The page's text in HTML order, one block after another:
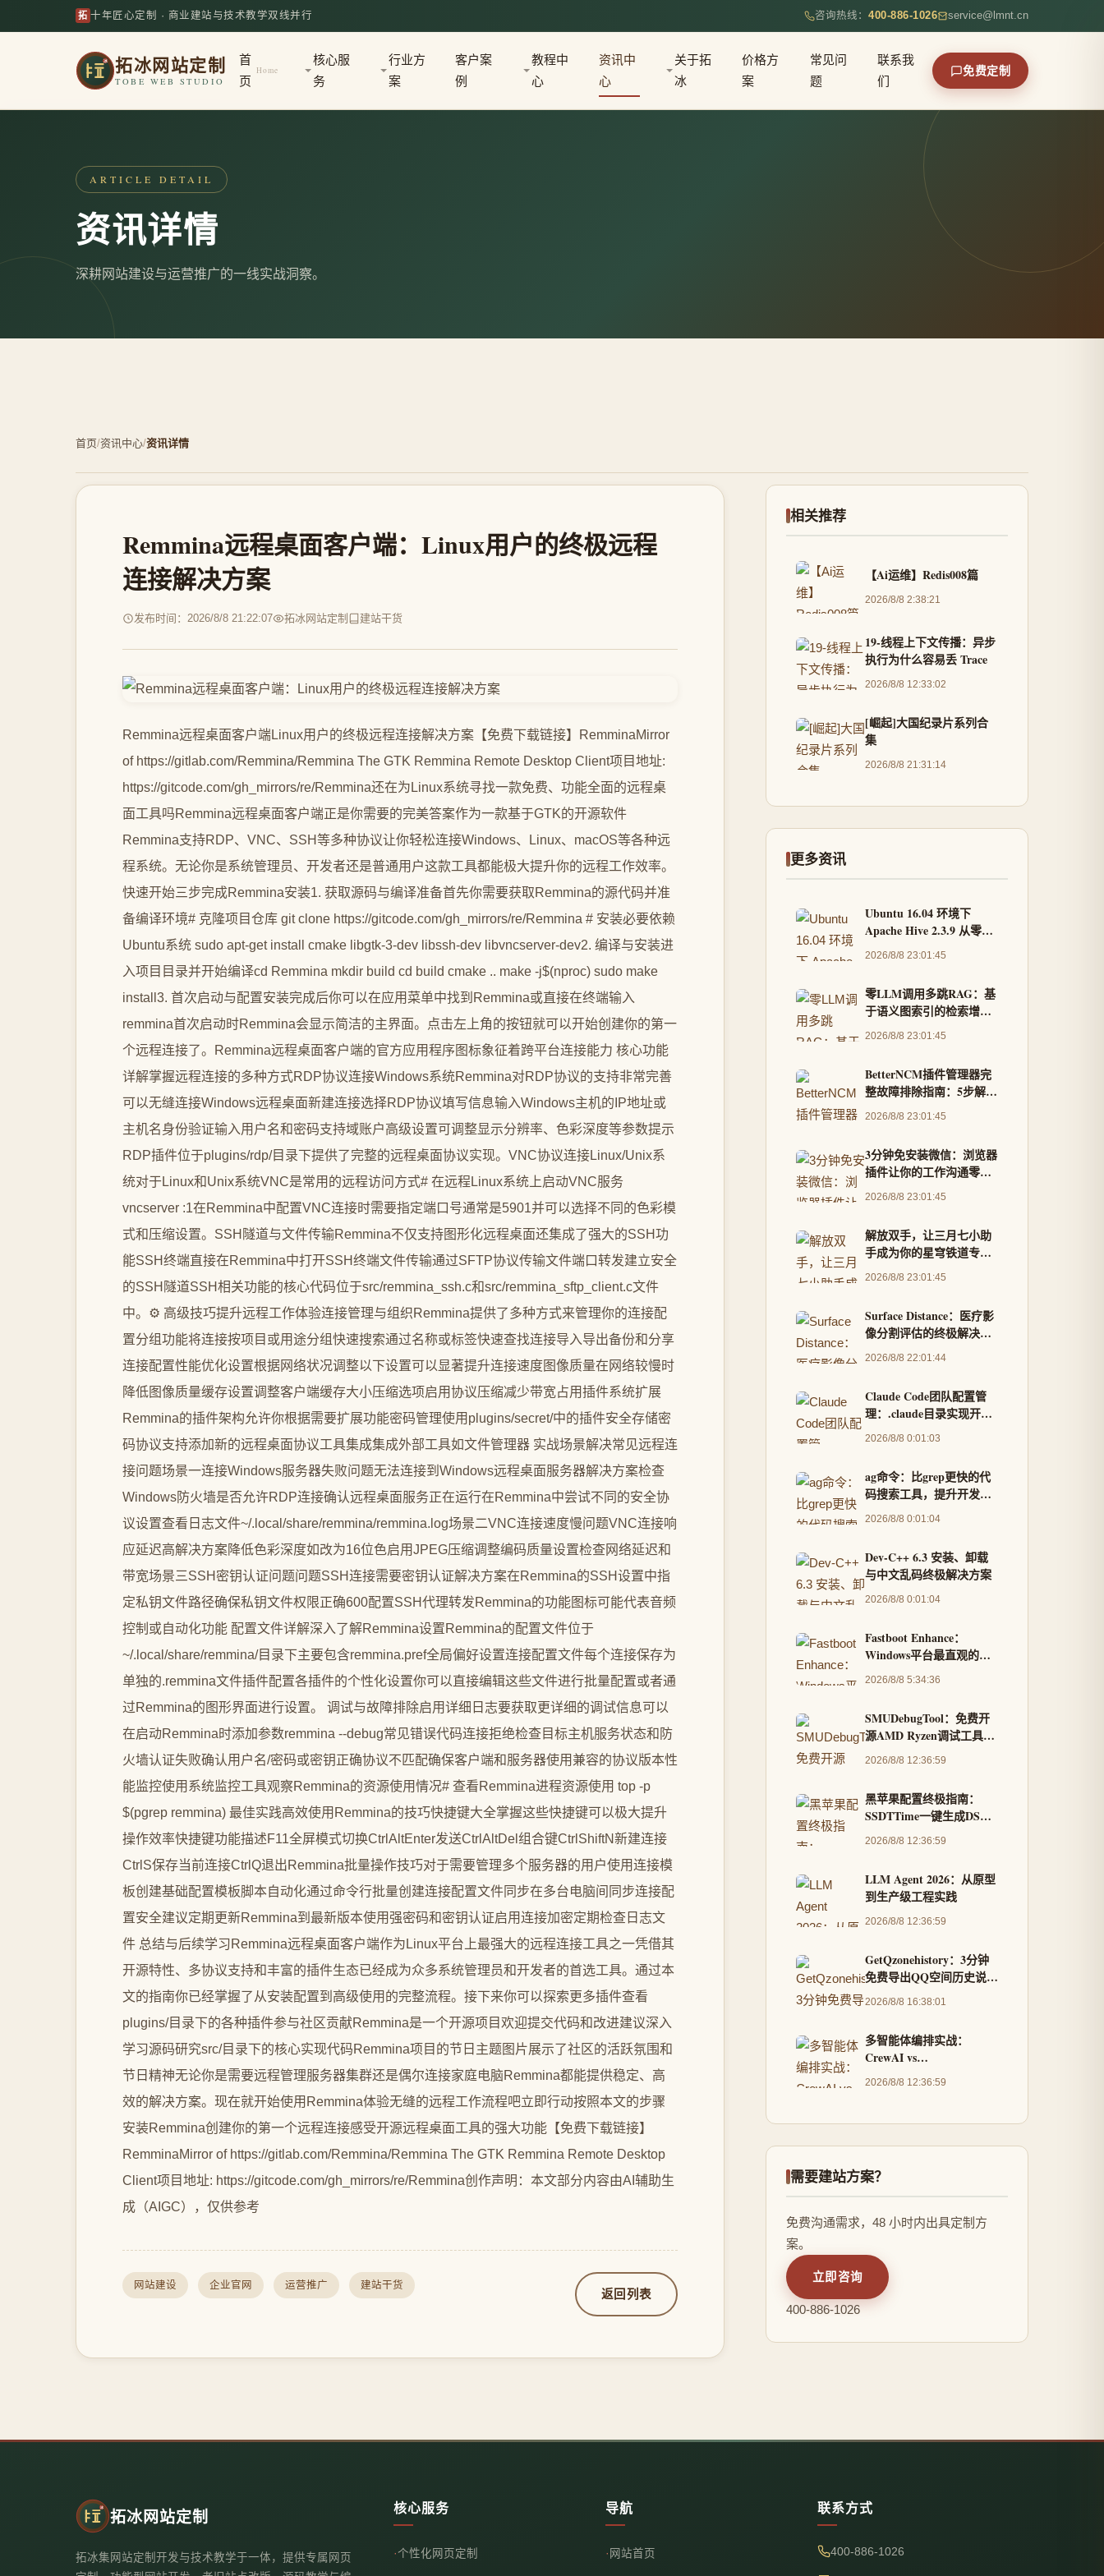
拓 十年匠心定制 · 商业建站与技术教学双线并行 咨询热线： 400-886-1026 service@lmnt.cn
拓冰网站定制
TOBE WEB STUDIO
首
页
Home
核心服
务
行业方
案
客户案
例
教程中
心
资讯中
心
关于拓
冰
价格方
案
常见问
题
联系我
们
免费定制
ARTICLE DETAIL
资讯详情
深耕网站建设与运营推广的一线实战洞察。
首页/资讯中心/资讯详情
Remmina远程桌面客户端：Linux用户的终极远程
连接解决方案
发布时间：2026/8/8 21:22:07 拓冰网站定制 建站干货
Remmina远程桌面客户端Linux用户的终极远程连接解决方案【免费下载链接】RemminaMirror
of https://gitlab.com/Remmina/Remmina The GTK Remmina Remote Desktop Client项目地址:
https://gitcode.com/gh_mirrors/re/Remmina还在为Linux系统寻找一款免费、功能全面的远程桌
面工具吗Remmina远程桌面客户端正是你需要的完美答案作为一款基于GTK的开源软件
Remmina支持RDP、VNC、SSH等多种协议让你轻松连接Windows、Linux、macOS等各种远
程系统。无论你是系统管理员、开发者还是普通用户这款工具都能极大提升你的远程工作效率。
快速开始三步完成Remmina安装1. 获取源码与编译准备首先你需要获取Remmina的源代码并准
备编译环境# 克隆项目仓库 git clone https://gitcode.com/gh_mirrors/re/Remmina # 安装必要依赖
Ubuntu系统 sudo apt-get install cmake libgtk-3-dev libssh-dev libvncserver-dev2. 编译与安装进
入项目目录并开始编译cd Remmina mkdir build cd build cmake .. make -j$(nproc) sudo make
install3. 首次启动与配置安装完成后你可以在应用菜单中找到Remmina或直接在终端输入
remmina首次启动时Remmina会显示简洁的主界面。点击左上角的按钮就可以开始创建你的第一
个远程连接了。Remmina远程桌面客户端的官方应用程序图标象征着跨平台连接能力 核心功能
详解掌握远程连接的多种方式RDP协议连接Windows系统Remmina对RDP协议的支持非常完善
可以无缝连接Windows远程桌面新建连接选择RDP协议填写信息输入Windows主机的IP地址或
主机名身份验证输入用户名和密码支持域账户高级设置可调整显示分辨率、色彩深度等参数提示
RDP插件位于plugins/rdp/目录下提供了完整的远程桌面协议实现。VNC协议连接Linux/Unix系
统对于Linux和Unix系统VNC是常用的远程访问方式# 在远程Linux系统上启动VNC服务
vncserver :1在Remmina中配置VNC连接时需要指定端口号通常是5901并可以选择不同的色彩模
式和压缩设置。SSH隧道与文件传输Remmina不仅支持图形化远程桌面还集成了强大的SSH功
能SSH终端直接在Remmina中打开SSH终端文件传输通过SFTP协议传输文件端口转发建立安全
的SSH隧道SSH相关功能的核心代码位于src/remmina_ssh.c和src/remmina_sftp_client.c文件
中。⚙️ 高级技巧提升远程工作体验连接管理与组织Remmina提供了多种方式来管理你的连接配
置分组功能将连接按项目或用途分组快速搜索通过名称或标签快速查找连接导入导出备份和分享
连接配置性能优化设置根据网络状况调整以下设置可以显著提升连接速度图像质量在网络较慢时
降低图像质量缓存设置调整客户端缓存大小压缩选项启用协议压缩减少带宽占用插件系统扩展
Remmina的插件架构允许你根据需要扩展功能密码管理使用plugins/secret/中的插件安全存储密
码协议支持添加新的远程桌面协议工具集成集成外部工具如文件管理器️ 实战场景解决常见远程连
接问题场景一连接Windows服务器失败问题无法连接到Windows远程桌面服务器解决方案检查
Windows防火墙是否允许RDP连接确认远程桌面服务正在运行在Remmina中尝试不同的安全协
议设置查看日志文件~/.local/share/remmina/remmina.log场景二VNC连接速度慢问题VNC连接响
应延迟高解决方案降低色彩深度如改为16位色启用JPEG压缩调整编码质量设置检查网络延迟和
带宽场景三SSH密钥认证问题问题SSH连接需要密钥认证解决方案在Remmina的SSH设置中指
定私钥文件路径确保私钥文件权限正确600配置SSH代理转发Remmina的功能图标可能代表音频
控制或自动化功能 配置文件详解深入了解Remmina设置Remmina的配置文件位于
~/.local/share/remmina/目录下主要包含remmina.pref全局偏好设置连接配置文件每个连接保存为
单独的.remmina文件插件配置各插件的个性化设置你可以直接编辑这些文件进行批量配置或者通
过Remmina的图形界面进行设置。 调试与故障排除启用详细日志要获取更详细的调试信息可以
在启动Remmina时添加参数remmina --debug常见错误代码连接拒绝检查目标主机服务状态和防
火墙认证失败确认用户名/密码或密钥正确协议不匹配确保客户端和服务器使用兼容的协议版本性
能监控使用系统监控工具观察Remmina的资源使用情况# 查看Remmina进程资源使用 top -p
$(pgrep remmina) 最佳实践高效使用Remmina的技巧快捷键大全掌握这些快捷键可以极大提升
操作效率快捷键功能描述F11全屏模式切换CtrlAltEnter发送CtrlAltDel组合键CtrlShiftN新建连接
CtrlS保存当前连接CtrlQ退出Remmina批量操作技巧对于需要管理多个服务器的用户使用连接模
板创建基础配置模板脚本自动化通过命令行批量创建连接配置文件同步在多台电脑间同步连接配
置安全建议定期更新Remmina到最新版本使用强密码和密钥认证启用连接加密定期检查日志文
件 总结与后续学习Remmina远程桌面客户端作为Linux平台上最强大的远程连接工具之一凭借其
开源特性、多协议支持和丰富的插件生态已经成为众多系统管理员和开发者的首选工具。通过本
文的指南你已经掌握了从安装配置到高级使用的完整流程。接下来你可以探索更多插件查看
plugins/目录下的各种插件参与社区贡献Remmina是一个开源项目欢迎提交代码和改进建议深入
学习源码研究src/目录下的核心实现代码Remmina项目的节日主题图片展示了社区的活跃氛围和
节日精神无论你是需要远程管理服务器集群还是偶尔连接家庭电脑Remmina都能提供稳定、高
效的解决方案。现在就开始使用Remmina体验无缝的远程工作流程吧立即行动按照本文的步骤
安装Remmina创建你的第一个远程连接感受开源远程桌面工具的强大功能【免费下载链接】
RemminaMirror of https://gitlab.com/Remmina/Remmina The GTK Remmina Remote Desktop
Client项目地址: https://gitcode.com/gh_mirrors/re/Remmina创作声明：本文部分内容由AI辅助生
成（AIGC），仅供参考
网站建设 企业官网 运营推广 建站干货
返回列表
相关推荐
【Ai运维】Redis008篇
2026/8/8 2:38:21
19-线程上下文传播：异步
执行为什么容易丢 Trace
2026/8/8 12:33:02
[崛起]大国纪录片系列合
集
2026/8/8 21:31:14
更多资讯
Ubuntu 16.04 环境下
Apache Hive 2.3.9 从零安
装与MySQL元数据配置实
2026/8/8 23:01:45
零LLM调用多跳RAG：基
于语义图索引的检索增强
生成实践
2026/8/8 23:01:45
BetterNCM插件管理器完
整故障排除指南：5步解决
常见安装与运行问题
2026/8/8 23:01:45
3分钟免安装微信：浏览器
插件让你的工作沟通零门
槛
2026/8/8 23:01:45
解放双手，让三月七小助
手成为你的星穹铁道专属
管家
2026/8/8 23:01:45
Surface Distance：医疗影
像分割评估的终极解决方
案
2026/8/8 22:01:44
Claude Code团队配置管
理：.claude目录实现开发
环境标准化与技能共享
2026/8/8 0:01:03
ag命令：比grep更快的代
码搜索工具，提升开发效
率
2026/8/8 0:01:04
Dev-C++ 6.3 安装、卸载
与中文乱码终极解决方案
2026/8/8 0:01:04
Fastboot Enhance：
Windows平台最直观的
Android刷机工具箱，告
2026/8/8 5:34:36
SMUDebugTool：免费开
源AMD Ryzen调试工具，
让你成为硬件掌控专家
2026/8/8 12:36:59
黑苹果配置终极指南：
SSDTTime一键生成DSDT
补丁的完整教程
2026/8/8 12:36:59
LLM Agent 2026：从原型
到生产级工程实践
2026/8/8 12:36:59
GetQzonehistory：3分钟
免费导出QQ空间历史说说
的完整解决方案
2026/8/8 16:38:01
多智能体编排实战：
CrewAI vs
AutoGen（2026版）
2026/8/8 12:36:59
需要建站方案？
免费沟通需求，48 小时内出具定制方
案。
立即咨询
400-886-1026
拓冰网站定制
拓冰集网站定制开发与技术教学于一体，提供专属网页
核心服务
个性化网页定制
导航
网站首页
联系方式
400-886-1026